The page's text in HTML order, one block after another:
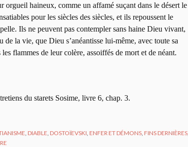
orgueil haineux, comme un affamé suçant dans le désert le
pour les siècles des siècles, et ils repoussent le
Ils ne peuvent pas contempler sans haine Dieu vivant,
la vie, que Dieu s’anéantisse lui-même, avec toute sa
flammes de leur colère, assoiffés de mort et de néant.
du starets Sosime, livre 6, chap. 3.
,DIABLE ,DOSTOÏEVSKI ,ENFER ET DÉMONS ,FINS DERNIÈRES